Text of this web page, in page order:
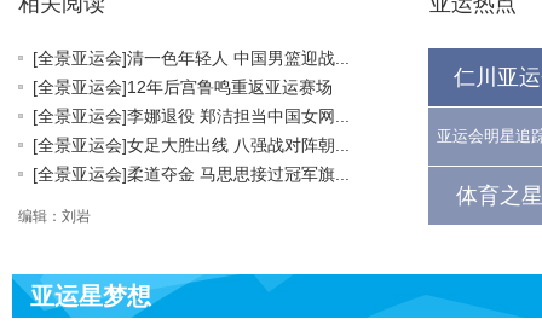
[全景亚运会]清一色年轻人 中国男篮迎战...
[全景亚运会]12年后宫鲁鸣重返亚运赛场
[全景亚运会]李娜退役 郑洁担当中国女网...
[全景亚运会]女足大胜出线 八强战对阵朝...
[全景亚运会]柔道夺金 马思思接过冠军旗...
编辑：刘岩
仁川亚
亚运会明星追
体育之
亚运星梦想